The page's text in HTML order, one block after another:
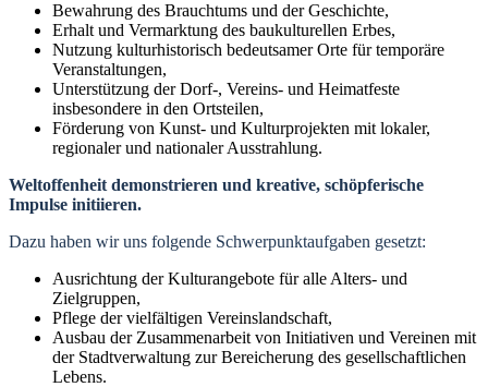
Bewahrung des Brauchtums und der Geschichte,
Erhalt und Vermarktung des baukulturellen Erbes,
Nutzung kulturhistorisch bedeutsamer Orte für temporäre
Veranstaltungen,
Unterstützung der Dorf-, Vereins- und Heimatfeste
insbesondere in den Ortsteilen,
Förderung von Kunst- und Kulturprojekten mit lokaler,
regionaler und nationaler Ausstrahlung.
Weltoffenheit demonstrieren und kreative, schöpferische
Impulse initiieren.
Dazu haben wir uns folgende Schwerpunktaufgaben gesetzt:
Ausrichtung der Kulturangebote für alle Alters- und
Zielgruppen,
Pflege der vielfältigen Vereinslandschaft,
Ausbau der Zusammenarbeit von Initiativen und Vereinen mit
der Stadtverwaltung zur Bereicherung des gesellschaftlichen
Lebens.